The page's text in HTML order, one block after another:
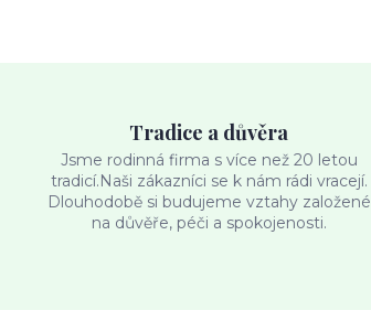
Tradice a důvěra
Jsme rodinná firma s více než 20 letou
tradicí.Naši zákazníci se k nám rádi vracejí.
Dlouhodobě si budujeme vztahy založené
na důvěře, péči a spokojenosti.